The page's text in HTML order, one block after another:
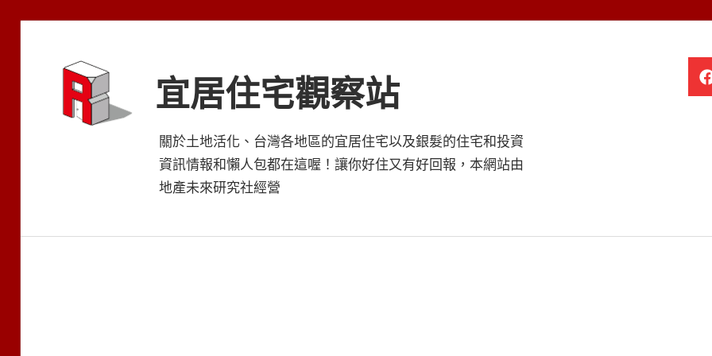
宜居住宅觀察站
關於土地活化、台灣各地區的宜居住宅以及銀髮的住宅和投資
資訊情報和懶人包都在這喔！讓你好住又有好回報，本網站由
地產未來研究社經營
銀
髮
住